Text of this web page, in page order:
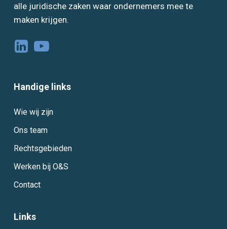
alle juridische zaken waar ondernemers mee te
maken krijgen.
Handige links
Wie wij zijn
Ons team
Rechtsgebieden
Werken bij O&S
Contact
Links